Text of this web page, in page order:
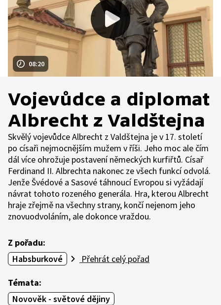
08:20
Vojevůdce a diplomat
Albrecht z Valdštejna
Skvělý vojevůdce Albrecht z Valdštejna je v 17. století
po císaři nejmocnějším mužem v říši. Jeho moc ale čím
dál více ohrožuje postavení německých kurfiřtů. Císař
Ferdinand II. Albrechta nakonec ze všech funkcí odvolá.
Jenže Švédové a Sasové táhnoucí Evropou si vyžádají
návrat tohoto rozeného generála. Hra, kterou Albrecht
hraje zřejmě na všechny strany, končí nejenom jeho
znovuodvoláním, ale dokonce vraždou.
Z pořadu:
Habsburkové
Přehrát celý pořad
Témata:
Novověk - světové dějiny